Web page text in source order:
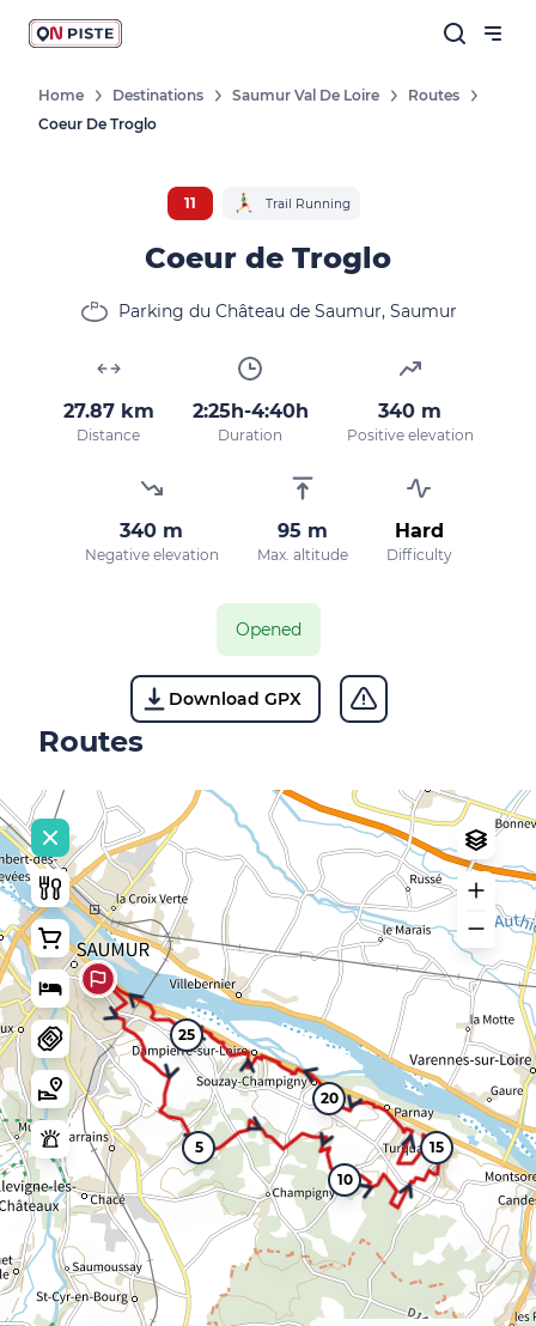
Home Destinations Saumur Val De Loire
Routes
Coeur De Troglo
11 Trail Running
Coeur de Troglo
Parking du Château de Saumur, Saumur
27.87 km
Distance
2:25h-4:40h
Duration
340 m
Positive elevation
340 m
Negative elevation
95 m
Max. altitude
Hard
Difficulty
Opened
Download GPX
Routes
5
10
15
20
25